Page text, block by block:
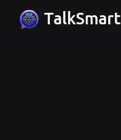
TalkSmart